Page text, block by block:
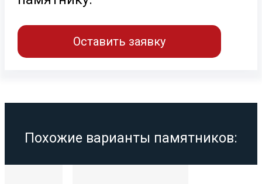
Оставить заявку
Похожие варианты памятников: